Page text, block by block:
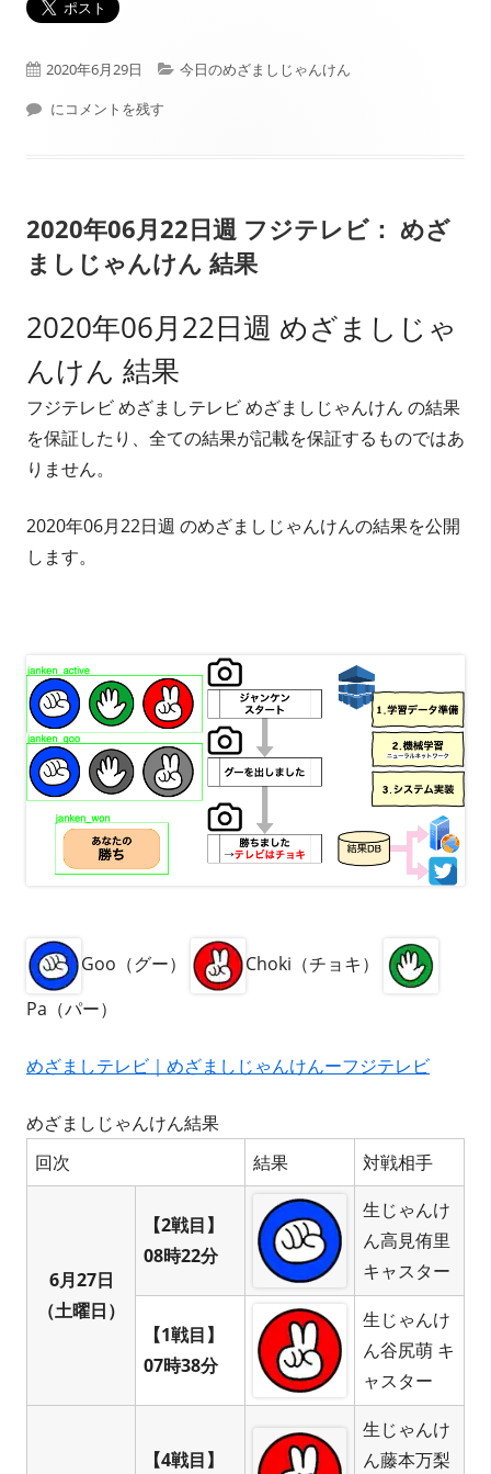
公
開
2020年6月29日
カ
ー
今日のめざましじゃんけん
本日（2020年06月29日）フジテレビ： めざましじゃんけん 結果
にコメントを残す
2020年06月22日週 フジテレビ： めざ
ましじゃんけん 結果
2020年06月22日週 めざましじゃ
んけん 結果
フジテレビ めざましテレビ めざましじゃんけん の結果
を保証したり、全ての結果が記載を保証するものではあ
りません。
2020年06月22日週 のめざましじゃんけんの結果を公開
します。
Goo（グー）
Choki（チョキ）
Pa（パー）
めざましテレビ｜めざましじゃんけんーフジテレビ
めざましじゃんけん結果
回次
結果 対戦相手
6月27日
（土曜日）
【2戦目】
08時22分
生じゃんけ
ん高見侑里
キャスター
【1戦目】
07時38分
生じゃんけ
ん谷尻萌 キ
ャスター
【4戦目】
生じゃんけ
ん藤本万梨